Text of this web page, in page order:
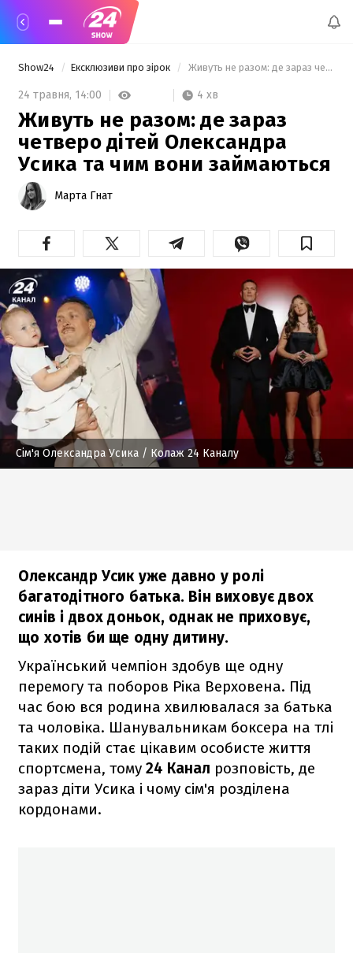
Show24 Ексклюзиви про зірок Живуть не разом: де зараз четверо дітей Олександра Усика та чим вони займаються
24 травня, 14:00 4 хв
Живуть не разом: де зараз
четверо дітей Олександра
Усика та чим вони займаються
Марта Гнат
Сім'я Олександра Усика / Колаж 24 Каналу
Олександр Усик уже давно у ролі
багатодітного батька. Він виховує двох
синів і двох доньок, однак не приховує,
що хотів би ще одну дитину.
Український чемпіон здобув ще одну
перемогу та поборов Ріка Верховена. Під
час бою вся родина хвилювалася за батька
та чоловіка. Шанувальникам боксера на тлі
таких подій стає цікавим особисте життя
спортсмена, тому 24 Канал розповість, де
зараз діти Усика і чому сім'я розділена
кордонами.